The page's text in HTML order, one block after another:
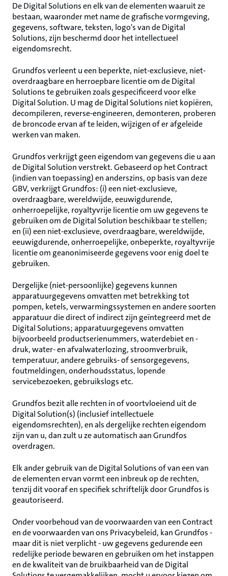
De Digital Solutions en elk van de elementen waaruit ze
bestaan, waaronder met name de grafische vormgeving,
gegevens, software, teksten, logo's van de Digital
Solutions, zijn beschermd door het intellectueel
eigendomsrecht.
Grundfos verleent u een beperkte, niet-exclusieve, niet-
overdraagbare en herroepbare licentie om de Digital
Solutions te gebruiken zoals gespecificeerd voor elke
Digital Solution. U mag de Digital Solutions niet kopiëren,
decompileren, reverse-engineeren, demonteren, proberen
de broncode ervan af te leiden, wijzigen of er afgeleide
werken van maken.
Grundfos verkrijgt geen eigendom van gegevens die u aan
de Digital Solution verstrekt. Gebaseerd op het Contract
(indien van toepassing) en anderszins, op basis van deze
GBV, verkrijgt Grundfos: (i) een niet-exclusieve,
overdraagbare, wereldwijde, eeuwigdurende,
onherroepelijke, royaltyvrije licentie om uw gegevens te
gebruiken om de Digital Solution beschikbaar te stellen;
en (ii) een niet-exclusieve, overdraagbare, wereldwijde,
eeuwigdurende, onherroepelijke, onbeperkte, royaltyvrije
licentie om geanonimiseerde gegevens voor enig doel te
gebruiken.
Dergelijke (niet-persoonlijke) gegevens kunnen
apparatuurgegevens omvatten met betrekking tot
pompen, ketels, verwarmingssystemen en andere soorten
apparatuur die direct of indirect zijn geïntegreerd met de
Digital Solutions; apparatuurgegevens omvatten
bijvoorbeeld productserienummers, waterdebiet en -
druk, water- en afvalwaterlozing, stroomverbruik,
temperatuur, andere gebruiks- of sensorgegevens,
foutmeldingen, onderhoudsstatus, lopende
servicebezoeken, gebruikslogs etc.
Grundfos bezit alle rechten in of voortvloeiend uit de
Digital Solution(s) (inclusief intellectuele
eigendomsrechten), en als dergelijke rechten eigendom
zijn van u, dan zult u ze automatisch aan Grundfos
overdragen.
Elk ander gebruik van de Digital Solutions of van een van
de elementen ervan vormt een inbreuk op de rechten,
tenzij dit vooraf en specifiek schriftelijk door Grundfos is
geautoriseerd.
Onder voorbehoud van de voorwaarden van een Contract
en de voorwaarden van ons Privacybeleid, kan Grundfos -
maar dit is niet verplicht - uw gegevens gedurende een
redelijke periode bewaren en gebruiken om het instappen
en de kwaliteit van de bruikbaarheid van de Digital